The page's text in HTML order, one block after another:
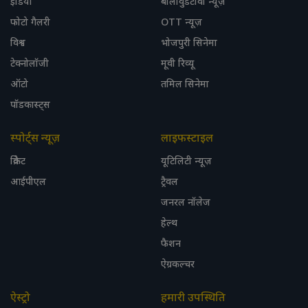
फोटो गैलरी
विश्व
टेक्नोलॉजी
ऑटो
पॉडकास्ट्स
OTT न्यूज़
भोजपुरी सिनेमा
मूवी रिव्यू
तमिल सिनेमा
स्पोर्ट्स न्यूज़
क्रिकेट
आईपीएल
लाइफस्टाइल
यूटिलिटी न्यूज़
ट्रैवल
जनरल नॉलेज
हेल्थ
फैशन
ऐग्रकल्चर
ऐस्ट्रो हमारी उपस्थिति